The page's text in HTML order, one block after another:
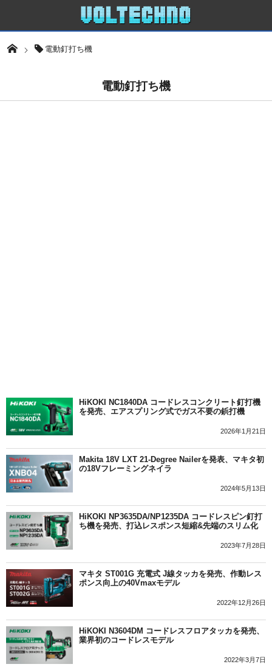
電動釘打ち機
電動釘打ち機
HiKOKI NC1840DA コードレスコンクリート釘打機
を発売、エアスプリング式でガス不要の鋲打機
2026年1月21日
Makita 18V LXT 21-Degree Nailerを発表、マキタ初
の18Vフレーミングネイラ
2024年5月13日
HiKOKI NP3635DA/NP1235DA コードレスピン釘打
ち機を発売、打込レスポンス短縮&先端のスリム化
2023年7月28日
マキタ ST001G 充電式 J線タッカを発売、作動レス
ポンス向上の40Vmaxモデル
2022年12月26日
HiKOKI N3604DM コードレスフロアタッカを発売、
業界初のコードレスモデル
2022年3月7日